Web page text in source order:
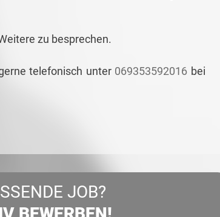
zu besprechen.
telefonisch unter 069353592016 bei
JOB?